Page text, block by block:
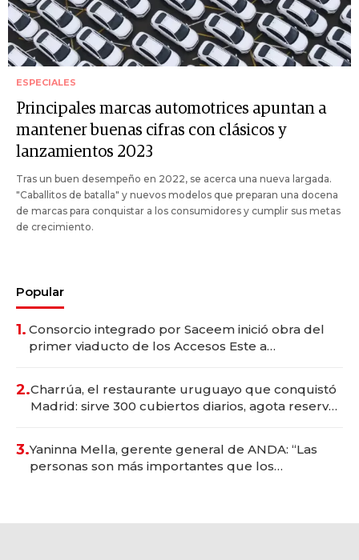
ESPECIALES
Principales marcas automotrices apuntan a
mantener buenas cifras con clásicos y
lanzamientos 2023
Tras un buen desempeño en 2022, se acerca una nueva largada.
"Caballitos de batalla" y nuevos modelos que preparan una docena
de marcas para conquistar a los consumidores y cumplir sus metas
de crecimiento.
Popular
1. Consorcio integrado por Saceem inició obra del
primer viaducto de los Accesos Este a
2.Charrúa, el restaurante uruguayo que conquistó
Madrid: sirve 300 cubiertos diarios, agota reservas
3.Yaninna Mella, gerente general de ANDA: “Las
personas son más importantes que los